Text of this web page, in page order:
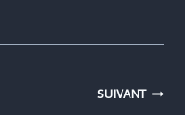
SUIVANT